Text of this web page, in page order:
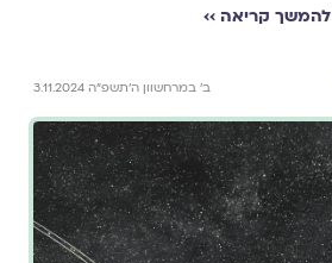
להמשך קריאה ››
ב׳ במרחשוון ה׳תשפ״ה 3.11.2024